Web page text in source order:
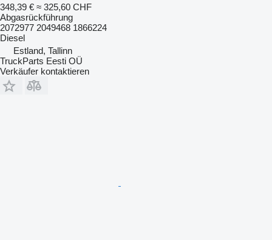
348,39 € ≈ 325,60 CHF
Abgasrückführung
2072977 2049468 1866224
Diesel
Estland, Tallinn
TruckParts Eesti OÜ
Verkäufer kontaktieren